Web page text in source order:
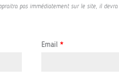
pas immédiatement sur le site, il
Email *